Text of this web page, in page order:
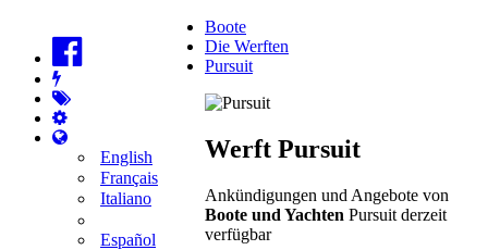
English
Français
Italiano
Español
Boote
Die Werften
Pursuit
Werft Pursuit
Ankündigungen und Angebote von
Boote und Yachten Pursuit derzeit
verfügbar